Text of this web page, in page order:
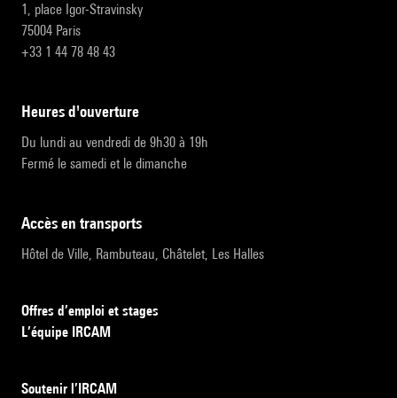
1, place Igor-Stravinsky
75004 Paris
+33 1 44 78 48 43
heures d'ouverture
Du lundi au vendredi de 9h30 à 19h
Fermé le samedi et le dimanche
accès en transports
Hôtel de Ville, Rambuteau, Châtelet, Les Halles
Offres d’emploi et stages
L’équipe IRCAM
Soutenir l’IRCAM